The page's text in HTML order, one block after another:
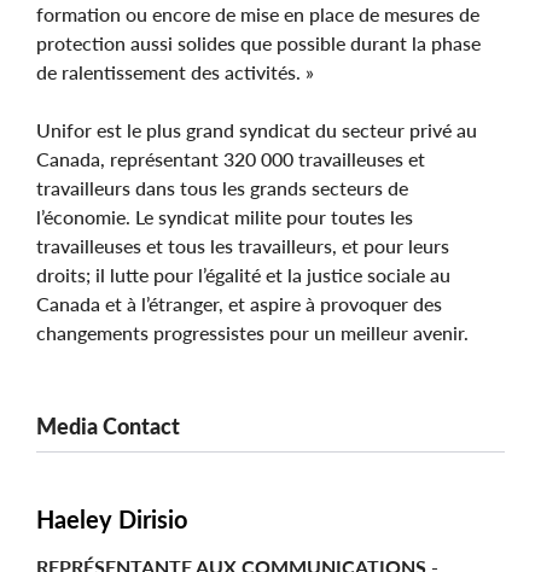
formation ou encore de mise en place de mesures de
protection aussi solides que possible durant la phase
de ralentissement des activités. »
Unifor est le plus grand syndicat du secteur privé au
Canada, représentant 320 000 travailleuses et
travailleurs dans tous les grands secteurs de
l’économie. Le syndicat milite pour toutes les
travailleuses et tous les travailleurs, et pour leurs
droits; il lutte pour l’égalité et la justice sociale au
Canada et à l’étranger, et aspire à provoquer des
changements progressistes pour un meilleur avenir.
Media Contact
Haeley Dirisio
REPRÉSENTANTE AUX COMMUNICATIONS -